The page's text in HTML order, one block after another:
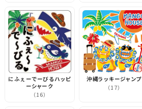
にふぇーでーびるハッピ
ーシャーク
（16）
沖縄ラッキージャンプ
（17）